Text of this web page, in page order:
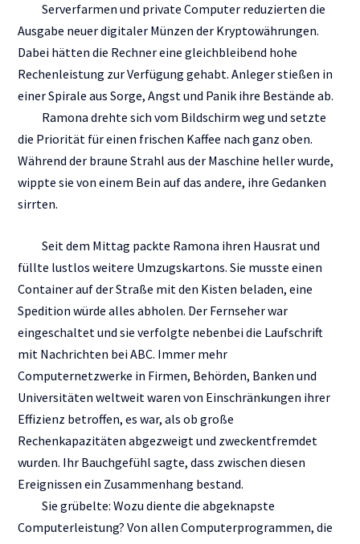
Serverfarmen und private Computer reduzierten die
Ausgabe neuer digitaler Münzen der Kryptowährungen.
Dabei hätten die Rechner eine gleichbleibend hohe
Rechenleistung zur Verfügung gehabt. Anleger stießen in
einer Spirale aus Sorge, Angst und Panik ihre Bestände ab.
Ramona drehte sich vom Bildschirm weg und setzte
die Priorität für einen frischen Kaffee nach ganz oben.
Während der braune Strahl aus der Maschine heller wurde,
wippte sie von einem Bein auf das andere, ihre Gedanken
sirrten.
Seit dem Mittag packte Ramona ihren Hausrat und
füllte lustlos weitere Umzugskartons. Sie musste einen
Container auf der Straße mit den Kisten beladen, eine
Spedition würde alles abholen. Der Fernseher war
eingeschaltet und sie verfolgte nebenbei die Laufschrift
mit Nachrichten bei ABC. Immer mehr
Computernetzwerke in Firmen, Behörden, Banken und
Universitäten weltweit waren von Einschränkungen ihrer
Effizienz betroffen, es war, als ob große
Rechenkapazitäten abgezweigt und zweckentfremdet
wurden. Ihr Bauchgefühl sagte, dass zwischen diesen
Ereignissen ein Zusammenhang bestand.
Sie grübelte: Wozu diente die abgeknapste
Computerleistung? Von allen Computerprogrammen, die